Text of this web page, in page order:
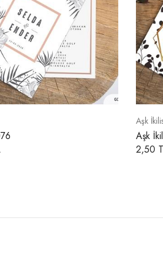
Aşk
Aşk
2,50